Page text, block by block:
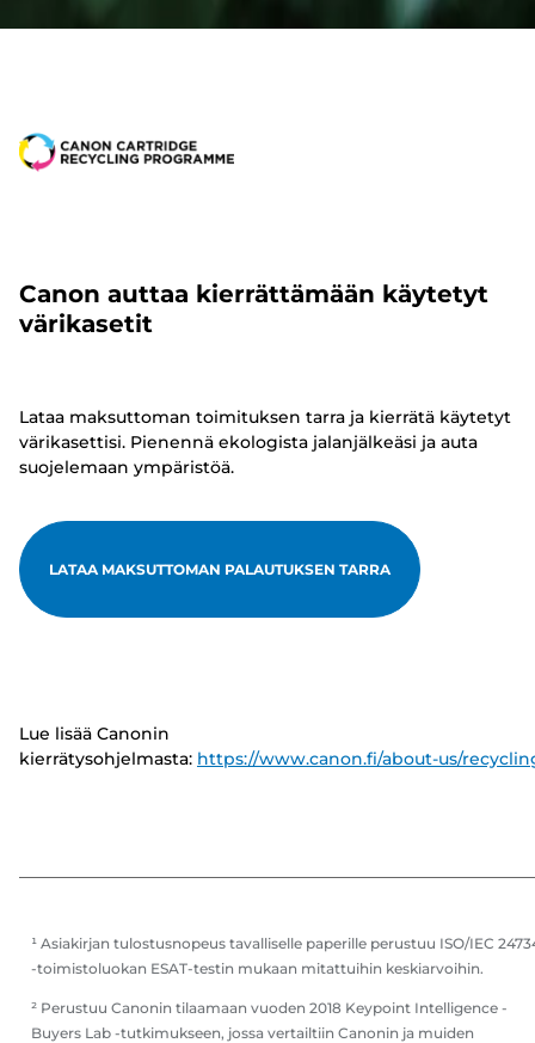
Canon auttaa kierrättämään käytetyt
värikasetit
Lataa maksuttoman toimituksen tarra ja kierrätä käytetyt
värikasettisi. Pienennä ekologista jalanjälkeäsi ja auta
suojelemaan ympäristöä.
LATAA MAKSUTTOMAN PALAUTUKSEN TARRA
Lue lisää Canonin
kierrätysohjelmasta: https://www.canon.fi/about-us/
¹ Asiakirjan tulostusnopeus tavalliselle paperille perustuu ISO/IEC
-toimistoluokan ESAT-testin mukaan mitattuihin keskiarvoihin.
² Perustuu Canonin tilaamaan vuoden 2018 Keypoint Intelligence -
Buyers Lab -tutkimukseen, jossa vertailtiin Canonin ja muiden